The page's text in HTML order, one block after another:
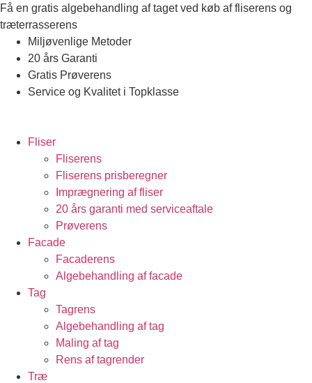
Videre
til
indhold
Få en gratis algebehandling af taget ved køb af fliserens og
træterrasserens
Miljøvenlige Metoder
20 års Garanti
Gratis Prøverens
Service og Kvalitet i Topklasse
Fliser
Fliserens
Fliserens prisberegner
Imprægnering af fliser
20 års garanti med serviceaftale
Prøverens
Facade
Facaderens
Algebehandling af facade
Tag
Tagrens
Algebehandling af tag
Maling af tag
Rens af tagrender
Træ